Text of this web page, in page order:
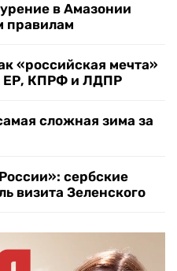
в Амазонии
правилам
«российская мечта»
ЕР, КПРФ и ЛДПР
сложная зима за
сербские
визита Зеленского